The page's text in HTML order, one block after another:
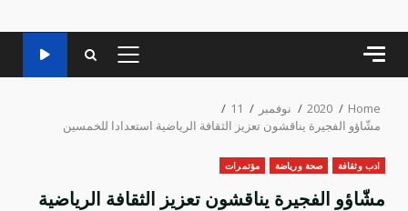
PRIMARY
Home
2020 نوفمبر
11
مشّاؤو الفجيرة يناقشون تعزيز الثقافة الرياضية استعدادا للخمسين
ادب وثقافة صحة ورياضة مؤتمرات
مشّاؤو الفجيرة يناقشون تعزيز الثقافة الرياضية